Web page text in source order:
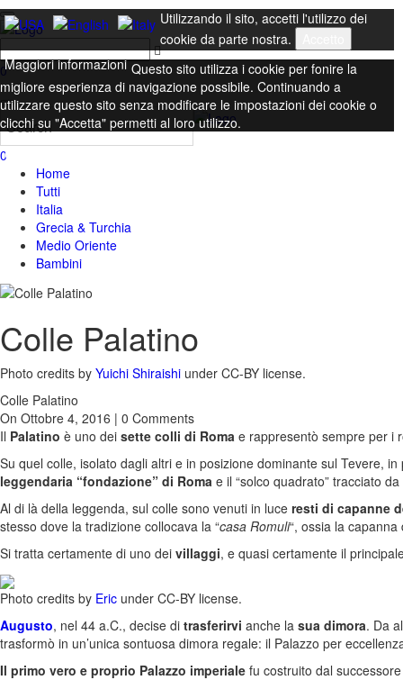
0
0
Home
Tutti
Italia
Grecia & Turchia
Medio Oriente
Bambini
Colle Palatino
Photo credits by Yuichi Shiraishi under CC-BY license.
Colle Palatino
On Ottobre 4, 2016 | 0 Comments
Il Palatino è uno dei sette colli di Roma e rappresentò sempre per i
Su quel colle, isolato dagli altri e in posizione dominante sul Tevere,
leggendaria “fondazione” di Roma e il “solco quadrato” tracciato
Al di là della leggenda, sul colle sono venuti in luce resti di capanne
stesso dove la tradizione collocava la “casa Romuli“, ossia la
Si tratta certamente di uno dei villaggi, e quasi certa­mente il
Photo credits by Eric under CC-BY license.
Augusto, nel 44 a.C., decise di tra­sferirvi anche la sua dimora. Da
trasformò in un’unica sontuosa di­mora regale: il Palazzo per
Il primo vero e proprio Palazzo imperiale fu costruito dal
Utilizzando il sito, accetti l'utilizzo dei
cookie da parte nostra.
Maggiori informazioni Questo sito utilizza i cookie per fonire la
migliore esperienza di navigazione possibile. Continuando a
utilizzare questo sito senza modificare le impostazioni dei cookie o
clicchi su "Accetta" permetti al loro utilizzo.
Chiudi